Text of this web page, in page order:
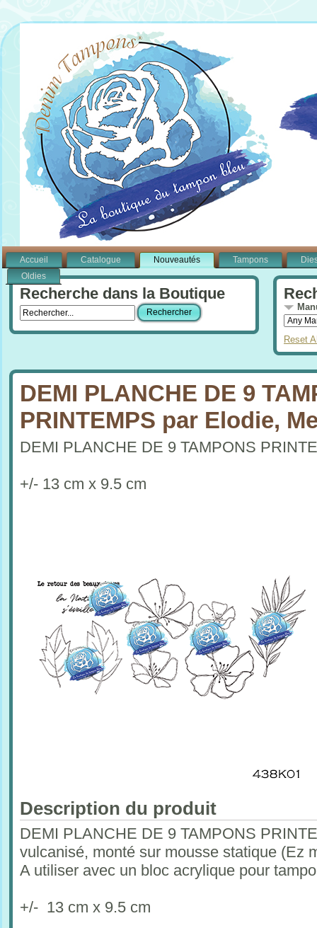
Accueil Catalogue Nouveautés Tampons
Oldies
Recherche dans la Boutique
Reset
DEMI PLANCHE DE 9
PRINTEMPS par Elodie,
DEMI PLANCHE DE 9 TAMPONS
+/- 13 cm x 9.5 cm
Description du produit
DEMI PLANCHE DE 9 TAMPONS
vulcanisé, monté sur mousse statique (Ez
A utiliser avec un bloc acrylique pour
+/- 13 cm x 9.5 cm